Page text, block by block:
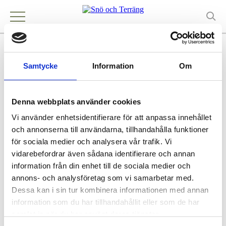
Samtycke Information Om
Denna webbplats använder cookies
Vi använder enhetsidentifierare för att anpassa innehållet
och annonserna till användarna, tillhandahålla funktioner
för sociala medier och analysera vår trafik. Vi
vidarebefordrar även sådana identifierare och annan
information från din enhet till de sociala medier och
annons- och analysföretag som vi samarbetar med.
Dessa kan i sin tur kombinera informationen med annan
information som du har tillhandahållit eller som de har
Land & Hav i Kronoberg AB
Köpa och äga terrängfordon
Köpa och äga terrängfordon
Fordonstyper snöskotrar
Fordonstyper fyrhjulingar
Köra terrängfordon
Att köra snöskoter
Att köra fyrhjuling